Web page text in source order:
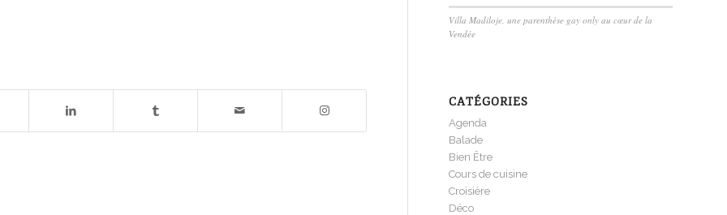
Villa Madiloje, une parenthèse gay only au cœur de la
Vendée
CATÉGORIES
Agenda
Balade
Bien Être
Cours de cuisine
Croisière
Déco